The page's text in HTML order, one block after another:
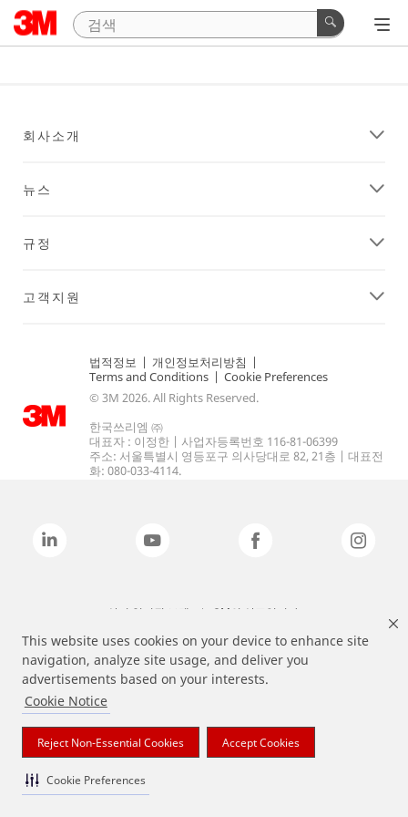
This website uses cookies on your device to enhance site
navigation, analyze site usage, and deliver you
advertisements based on your interests.
Cookie Notice
Reject Non-Essential Cookies Accept Cookies
Cookie Preferences
회사소개
뉴스
규정
고객지원
법적정보 | 개인정보처리방침 |
Terms and Conditions | Cookie Preferences
© 3M 2026. All Rights Reserved.
한국쓰리엠 ㈜
대표자 : 이정한 | 사업자등록번호 116-81-06399
주소: 서울특별시 영등포구 의사당대로 82, 21층 | 대표전
화: 080-033-4114.
상기 열거된 브랜드는 3M의 상표입니다.